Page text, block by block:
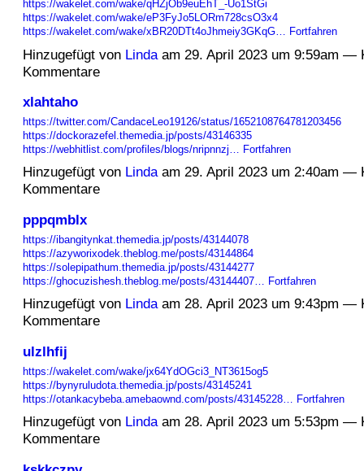
https://wakelet.com/wake/qHZjOb9euEhT_-Uo1StGi
https://wakelet.com/wake/eP3FyJo5LORm728csO3x4
https://wakelet.com/wake/xBR20DTt4oJhmeiy3GKqG… Fortfahren
Hinzugefügt von Lindaam 29. April 2023 um 9:59am —
Kommentare
xlahtaho
https://twitter.com/CandaceLeo19126/status/1652108764781203456
https://dockorazefel.themedia.jp/posts/43146335
https://webhitlist.com/profiles/blogs/nripnnzj… Fortfahren
Hinzugefügt von Lindaam 29. April 2023 um 2:40am —
Kommentare
pppqmblx
https://ibangitynkat.themedia.jp/posts/43144078
https://azyworixodek.theblog.me/posts/43144864
https://solepipathum.themedia.jp/posts/43144277
https://ghocuzishesh.theblog.me/posts/43144407… Fortfahren
Hinzugefügt von Lindaam 28. April 2023 um 9:43pm —
Kommentare
ulzlhfij
https://wakelet.com/wake/jx64YdOGci3_NT3615og5
https://bynyruludota.themedia.jp/posts/43145241
https://otankacybeba.amebaownd.com/posts/43145228… Fortfahren
Hinzugefügt von Lindaam 28. April 2023 um 5:53pm —
Kommentare